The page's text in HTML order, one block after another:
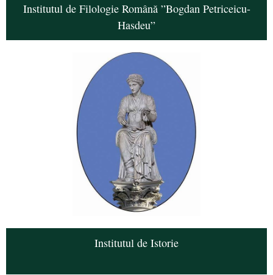
Institutul de Filologie Română ”Bogdan Petriceicu-
Hasdeu”
Institutul de Istorie